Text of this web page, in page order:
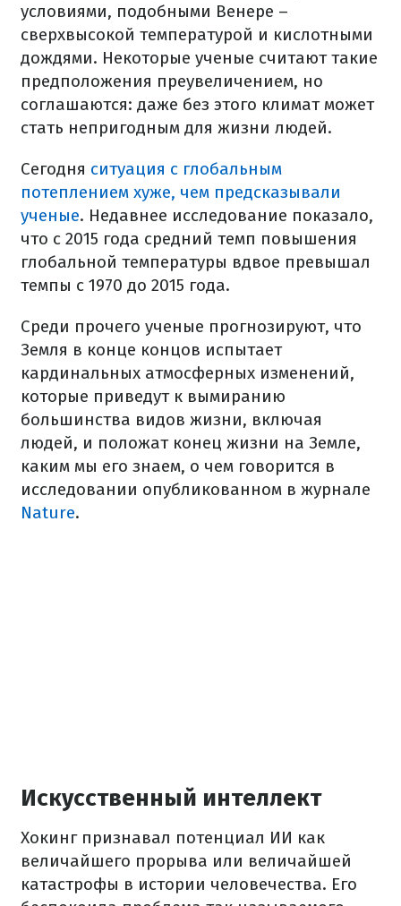
условиями, подобными Венере –
сверхвысокой температурой и кислотными
дождями. Некоторые ученые считают такие
предположения преувеличением, но
соглашаются: даже без этого климат может
стать непригодным для жизни людей.
Сегодня ситуация с глобальным
потеплением хуже, чем предсказывали
ученые. Недавнее исследование показало,
что с 2015 года средний темп повышения
глобальной температуры вдвое превышал
темпы с 1970 до 2015 года.
Среди прочего ученые прогнозируют, что
Земля в конце концов испытает
кардинальных атмосферных изменений,
которые приведут к вымиранию
большинства видов жизни, включая
людей, и положат конец жизни на Земле,
каким мы его знаем, о чем говорится в
исследовании опубликованном в журнале
Nature.
Искусственный интеллект
Хокинг признавал потенциал ИИ как
величайшего прорыва или величайшей
катастрофы в истории человечества. Его